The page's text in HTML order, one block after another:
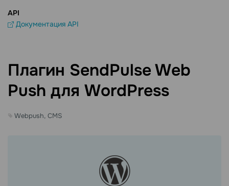
API
Документация API
Плагин SendPulse Web
Push для WordPress
Webpush, CMS